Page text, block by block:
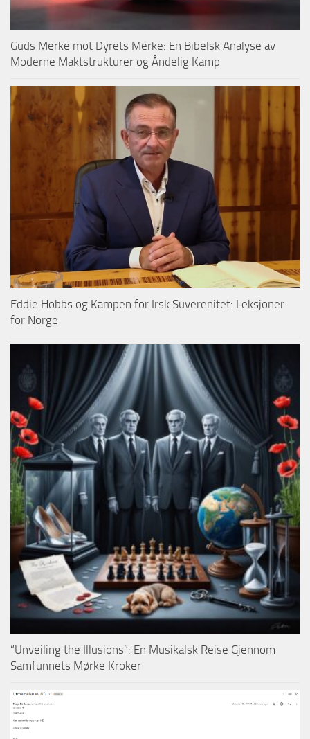
Guds Merke mot Dyrets Merke: En Bibelsk Analyse av
Moderne Maktstrukturer og Åndelig Kamp
Eddie Hobbs og Kampen for Irsk Suverenitet: Leksjoner
for Norge
“Unveiling the Illusions”: En Musikalsk Reise Gjennom
Samfunnets Mørke Kroker